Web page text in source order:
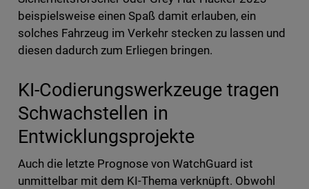
beispielsweise einen Spaß damit erlauben, ein
solches Fahrzeug im Verkehr stecken zu lassen und
diesen dadurch zum Erliegen bringen.
KI-Codierungswerkzeuge tragen
Schwachstellen in
Entwicklungsprojekte
Auch die letzte Prognose von WatchGuard ist
unmittelbar mit dem KI-Thema verknüpft. Obwohl